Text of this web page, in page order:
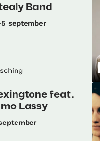
Band
september
feat.
Lassy